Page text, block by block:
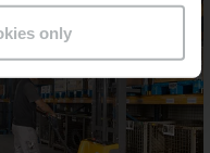
only